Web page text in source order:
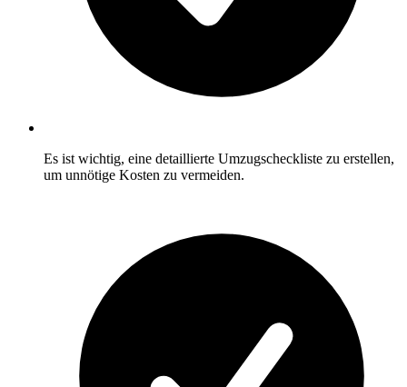
Es ist wichtig, eine detaillierte Umzugscheckliste zu erstellen,
um unnötige Kosten zu vermeiden.